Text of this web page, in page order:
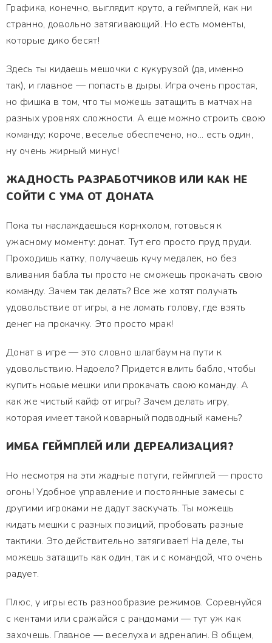
Графика, конечно, выглядит круто, а геймплей, как ни
странно, довольно затягивающий. Но есть моменты,
которые дико бесят!
Здесь ты кидаешь мешочки с кукурузой (да, именно
так), и главное — попасть в дыры. Игра очень простая,
но фишка в том, что ты можешь затащить в матчах на
разных уровнях сложности. А еще можно строить свою
команду; короче, веселье обеспечено, но... есть один,
ну очень жирный минус!
ЖАДНОСТЬ РАЗРАБОТЧИКОВ ИЛИ КАК НЕ
СОЙТИ С УМА ОТ ДОНАТА
Пока ты наслаждаешься корнхолом, готовься к
ужасному моменту: донат. Тут его просто пруд пруди.
Проходишь катку, получаешь кучу медалек, но без
вливания бабла ты просто не сможешь прокачать свою
команду. Зачем так делать? Все же хотят получать
удовольствие от игры, а не ломать голову, где взять
денег на прокачку. Это просто мрак!
Донат в игре — это словно шлагбаум на пути к
удовольствию. Надоело? Придется влить бабло, чтобы
купить новые мешки или прокачать свою команду. А
как же чистый кайф от игры? Зачем делать игру,
которая имеет такой коварный подводный камень?
ИМБА ГЕЙМПЛЕЙ ИЛИ ДЕРЕАЛИЗАЦИЯ?
Но несмотря на эти жадные потуги, геймплей — просто
огонь! Удобное управление и постоянные замесы с
другими игроками не дадут заскучать. Ты можешь
кидать мешки с разных позиций, пробовать разные
тактики. Это действительно затягивает! На деле, ты
можешь затащить как один, так и с командой, что очень
радует.
Плюс, у игры есть разнообразие режимов. Соревнуйся
с кентами или сражайся с рандомами — тут уж как
захочешь. Главное — веселуха и адреналин. В общем,